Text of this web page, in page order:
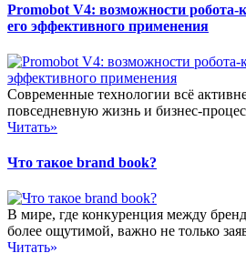
Promobot V4: возможности робота-
его эффективного применения
Современные технологии всё
повседневную жизнь и бизнес-
Читать»
Что такое brand book?
В мире, где конкуренция между
более ощутимой, важно не только
Читать»